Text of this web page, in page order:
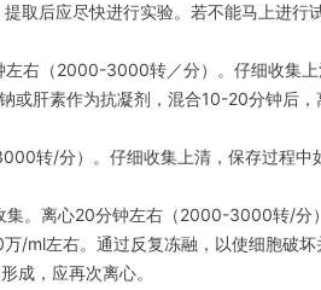
取后应尽快进行实验。若不能马上进
右（2000-3000转／分）。仔细收集上
或肝素作为抗凝剂，混合10-20分钟后
转/分）。仔细收集上清，保存过程中
。离心20分钟左右（2000-3000转/分
/ml左右。通过反复冻融，以使细胞破
成，应再次离心。